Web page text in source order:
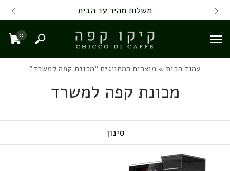
Skip to Content
Contact Us משלוח מהיר עד הבית
0
חיפוש
עמוד הבית » מוצרים המתויגים “מכונת קפה למשרד”
מכונת קפה למשרד
סינון
Back top top